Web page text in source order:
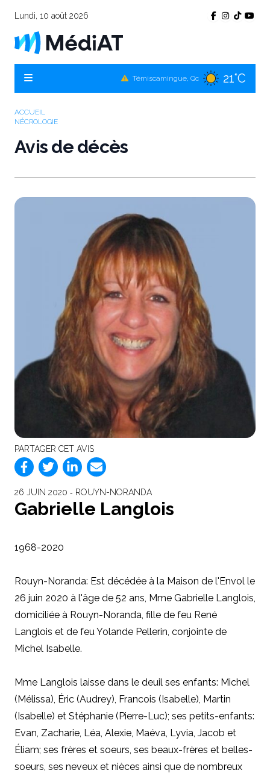
Lundi, 10 août 2026
21°C
La Sarre, Qc 19°C
ACCUEIL
NÉCROLOGIE
Avis de décès
PARTAGER CET AVIS
26 JUIN 2020 ‐ ROUYN-NORANDA
Gabrielle Langlois
1968-2020
Rouyn-Noranda: Est décédée à la Maison de l'Envol le
26 juin 2020 à l'âge de 52 ans, Mme Gabrielle Langlois,
domiciliée à Rouyn-Noranda, fille de feu René
Langlois et de feu Yolande Pellerin, conjointe de
Michel Isabelle.
Mme Langlois laisse dans le deuil ses enfants: Michel
(Mélissa), Éric (Audrey), Francois (Isabelle), Martin
(Isabelle) et Stéphanie (Pierre-Luc); ses petits-enfants:
Evan, Zacharie, Léa, Alexie, Maéva, Lyvia, Jacob et
Éliam; ses frères et soeurs, ses beaux-frères et belles-
soeurs, ses neveux et nièces ainsi que de nombreux